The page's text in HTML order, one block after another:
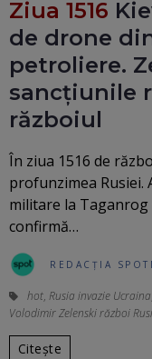
Ziua 1516
de drone
petroliere.
sancțiunile
războiul
În ziua 1516 de
profunzimea Rusiei.
militare la
confirmă…
REDACȚIA
hot, Rusia invazie Ucraina
Volodimir Zelenski război
Citește